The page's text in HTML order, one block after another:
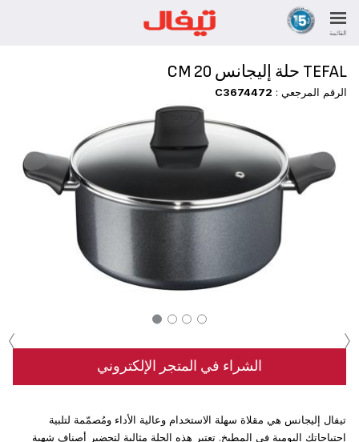
القائمة
TEFAL حلة إليجانس 20 CM
الرقم المرجعي : C3674472
‹ › الشراء في المتجر الإلكتروني
تيفال إليجانس هي مقلاة سهلة الاستخدام وعالية الأداء ومُصمّمة لتلبية
إحتياجاتك اليومية في المطبخ. تعتبر هذه الحلة مثالية لتحضير أصناف شهية